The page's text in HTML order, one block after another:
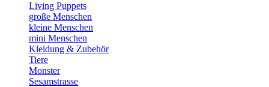
Living Puppets
große Menschen
kleine Menschen
mini Menschen
Kleidung & Zubehör
Tiere
Monster
Sesamstrasse